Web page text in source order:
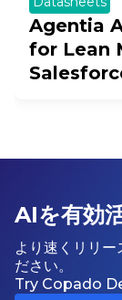
Agentia
for Lean
AIを有効
より速くリリー
ださい。
Try Copado